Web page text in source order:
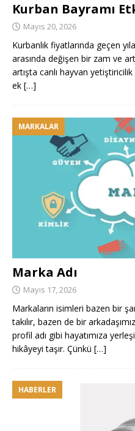
Kurban Bayramı
Mayıs 20, 2026
Kurbanlık fiyatlarında geçen
arasında değişen bir zam ve
artışta canlı hayvan
ek […]
MARKALAR
Marka Adı
Mayıs 17, 2026
Markaların isimleri bazen bir
takılır, bazen de bir
profil adı gibi hayatımıza
hikâyeyi taşır. Çünkü […]
HABERLER